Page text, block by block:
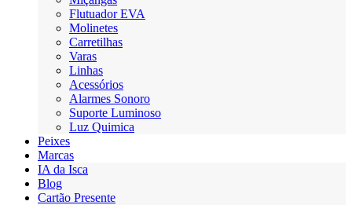
Flutuador EVA
Molinetes
Carretilhas
Varas
Linhas
Acessórios
Alarmes Sonoro
Suporte Luminoso
Luz Quimica
Peixes
Marcas
IA da Isca
Blog
Cartão Presente